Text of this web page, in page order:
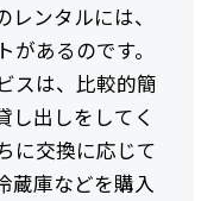
ンタルには、
あるのです。
スは、比較的簡
し出しをしてく
に交換に応じて
蔵庫などを購入